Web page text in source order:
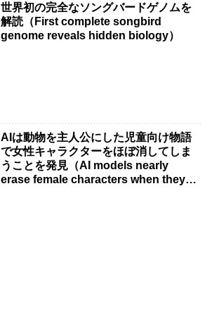
世界初の完全なソングバードゲノムを
解読（First complete songbird
genome reveals hidden biology）
AIは動物を主人公にした児童向け物語
で女性キャラクターをほぼ消してしま
うことを発見（AI models nearly
erase female characters when they